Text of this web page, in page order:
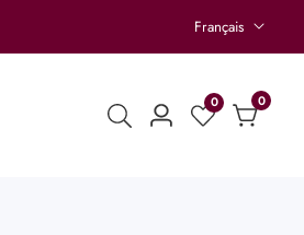
Français
Se
0 00
article